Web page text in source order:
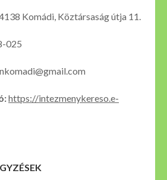
Komádi, Köztársaság útja 11.
025
https://intezmenykereso.e-